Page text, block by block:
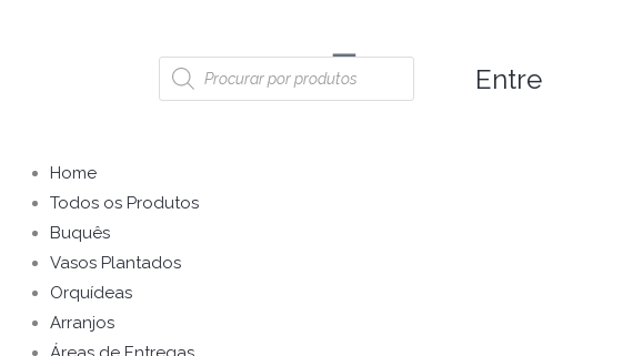
Pesquisar
produtos
Entre
Home
Todos os Produtos
Buquês
Vasos Plantados
Orquídeas
Arranjos
Menu